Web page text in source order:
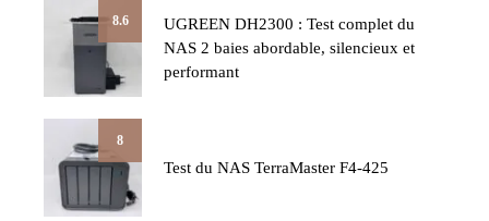
8.6
UGREEN DH2300 : Test complet du
NAS 2 baies abordable, silencieux et
performant
8
Test du NAS TerraMaster F4-425